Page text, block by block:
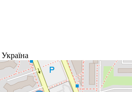
Україна